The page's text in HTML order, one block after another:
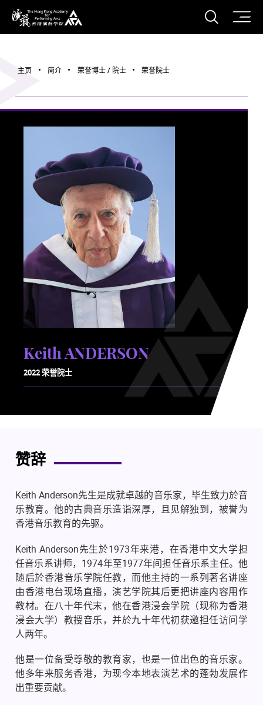
香港演艺学院
打开
主页 简介 荣誉博士 / 院士 荣誉院士
Keith ANDERSON
2022 荣誉院士
赞辞
Keith Anderson先生是成就卓越的音乐家，毕生致力於音
乐教育。他的古典音乐造诣深厚，且见解独到，被誉为
香港音乐教育的先驱。
Keith Anderson先生於1973年来港，在香港中文大学担
任音乐系讲师，1974年至1977年间担任音乐系主任。他
随后於香港音乐学院任教，而他主持的一系列著名讲座
由香港电台现场直播，演艺学院其后更把讲座内容用作
教材。在八十年代末，他在香港浸会学院（现称为香港
浸会大学）教授音乐，并於九十年代初获邀担任访问学
人两年。
他是一位备受尊敬的教育家，也是一位出色的音乐家。
他多年来服务香港，为现今本地表演艺术的蓬勃发展作
出重要贡献。